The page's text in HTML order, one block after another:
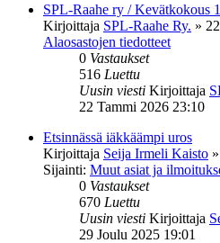
SPL-Raahe ry / Kevätkokous
Kirjoittaja SPL-Raahe Ry. »
Alaosastojen tiedotteet
0 Vastaukset
516 Luettu
Uusin viesti Kirjoittaja
22 Tammi 2026 23:10
Etsinnässä iäkkäämpi uros
Kirjoittaja Seija Irmeli Kaisto »
Sijainti: Muut asiat ja
0 Vastaukset
670 Luettu
Uusin viesti Kirjoittaja
29 Joulu 2025 19:01